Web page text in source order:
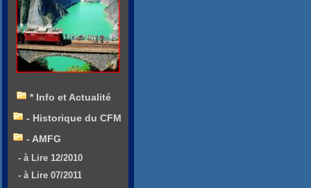
* Info et Actualité
- Historique du CFM
- AMFG
- à Lire 12/2010
- à Lire 07/2011